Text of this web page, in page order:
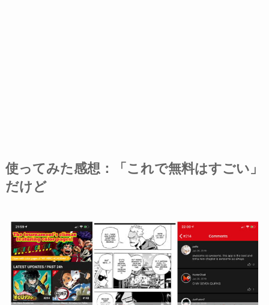
使ってみた感想：「これで無料はすごい」
だけど